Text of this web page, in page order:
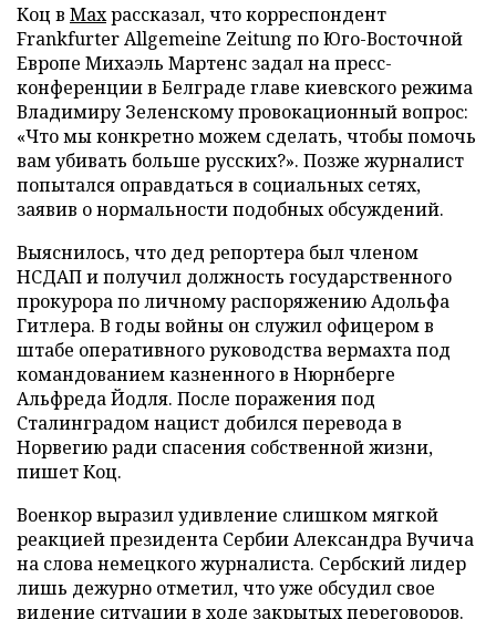
Коц в Махрассказал, что корреспондент
Frankfurter Allgemeine Zeitung по Юго-Восточной
Европе Михаэль Мартенс задал на пресс-
конференции в Белграде главе киевского режима
Владимиру Зеленскому провокационный вопрос:
«Что мы конкретно можем сделать, чтобы помочь
вам убивать больше русских?». Позже журналист
попытался оправдаться в социальных сетях,
заявив о нормальности подобных обсуждений.
Выяснилось, что дед репортера был членом
НСДАП и получил должность государственного
прокурора по личному распоряжению Адольфа
Гитлера. В годы войны он служил офицером в
штабе оперативного руководства вермахта под
командованием казненного в Нюрнберге
Альфреда Йодля. После поражения под
Сталинградом нацист добился перевода в
Норвегию ради спасения собственной жизни,
пишет Коц.
Военкор выразил удивление слишком мягкой
реакцией президента Сербии Александра Вучича
на слова немецкого журналиста. Сербский лидер
лишь дежурно отметил, что уже обсудил свое
видение ситуации в ходе закрытых переговоров.